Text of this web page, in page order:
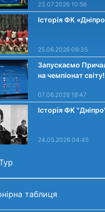
23.07.2026 10:56
Історія ФК
25.06.2026 08:35
Запускаємо
на чемпіонат світу!
07.06.2026 18:47
Історія ФК
24.05.2026 04:45
таблиця